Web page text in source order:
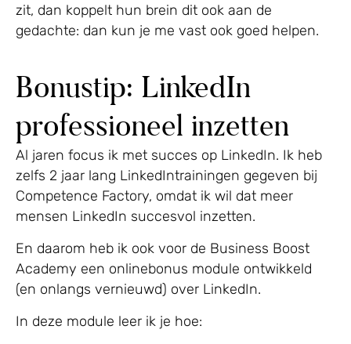
zit, dan koppelt hun brein dit ook aan de
gedachte: dan kun je me vast ook goed helpen.
Bonustip: LinkedIn
professioneel inzetten
Al jaren focus ik met succes op LinkedIn. Ik heb
zelfs 2 jaar lang LinkedIntrainingen gegeven bij
Competence Factory, omdat ik wil dat meer
mensen LinkedIn succesvol inzetten.
En daarom heb ik ook voor de Business Boost
Academy een onlinebonus module ontwikkeld
(en onlangs vernieuwd) over LinkedIn.
In deze module leer ik je hoe: